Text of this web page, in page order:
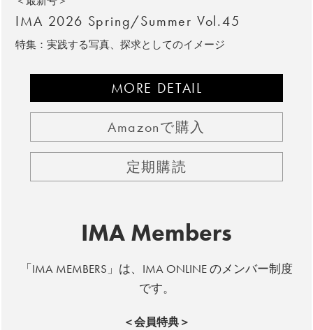
IMA 2026 Spring/Summer Vol.45
特集：実践する写真、探求としてのイメージ
MORE DETAIL
Amazonで購入
定期購読
IMA Members
「IMA MEMBERS」は、IMA ONLINE のメンバー制度
です。
＜会員特典＞